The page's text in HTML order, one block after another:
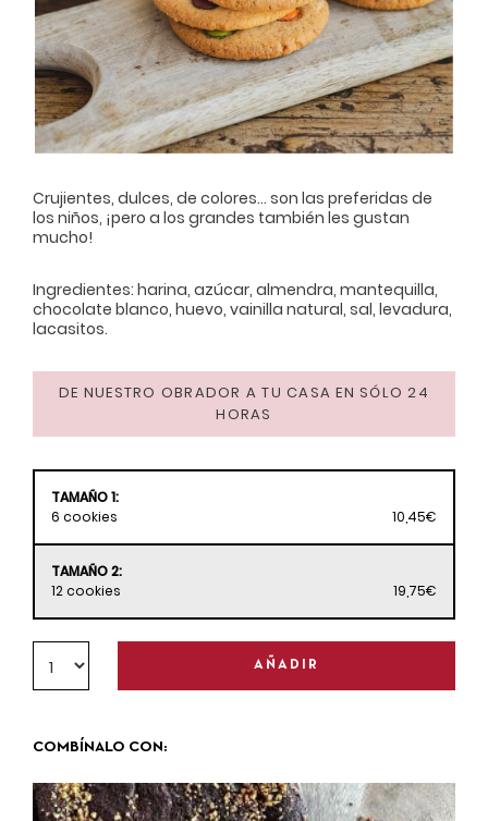
Crujientes, dulces, de colores... son las preferidas de
los niños, ¡pero a los grandes también les gustan
mucho!
Ingredientes: harina, azúcar, almendra, mantequilla,
chocolate blanco, huevo, vainilla natural, sal, levadura,
lacasitos.
DE NUESTRO OBRADOR A TU CASA EN SÓLO 24
HORAS
TAMAÑO 1:
6 cookies
10,45€
TAMAÑO 2:
12 cookies
19,75€
AÑADIR
COMBÍNALO CON: